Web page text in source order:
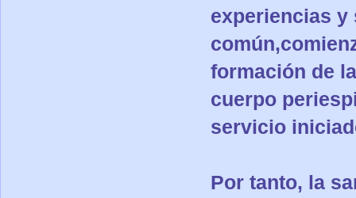
experiencias y
formación de
cuerpo
servicio
Por tanto, la